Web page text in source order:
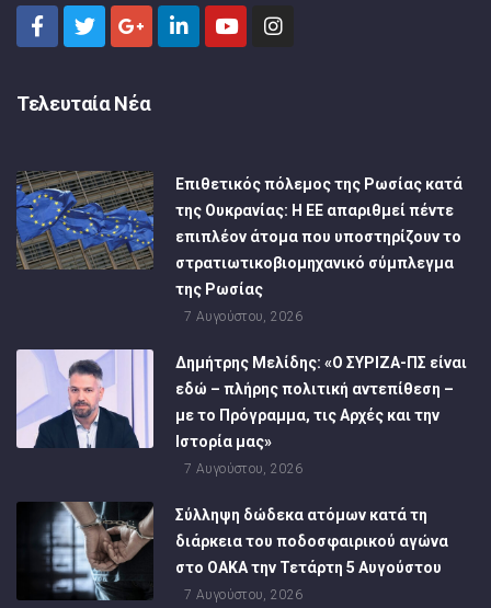
Τελευταία Νέα
Επιθετικός πόλεμος της Ρωσίας κατά
της Ουκρανίας: Η ΕΕ απαριθμεί πέντε
επιπλέον άτομα που υποστηρίζουν το
στρατιωτικοβιομηχανικό σύμπλεγμα
της Ρωσίας
7 Αυγούστου, 2026
Δημήτρης Μελίδης: «Ο ΣΥΡΙΖΑ-ΠΣ είναι
εδώ – πλήρης πολιτική αντεπίθεση –
με το Πρόγραμμα, τις Αρχές και την
Ιστορία μας»
7 Αυγούστου, 2026
Σύλληψη δώδεκα ατόμων κατά τη
διάρκεια του ποδοσφαιρικού αγώνα
στο ΟΑΚΑ την Τετάρτη 5 Αυγούστου
7 Αυγούστου, 2026